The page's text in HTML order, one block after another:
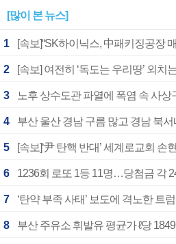
[많이 본 뉴스]
1 [속보]“SK하이닉스, 中패키징공장
2
3 노후 상수도관 파열에 폭염 속 사상
4
5 [속보]‘尹 탄핵 반대’ 세계로교회 손
6 1236회 로또 1등 11명…당첨금 각
7
8 부산 주유소 휘발유 평균가 ℓ당